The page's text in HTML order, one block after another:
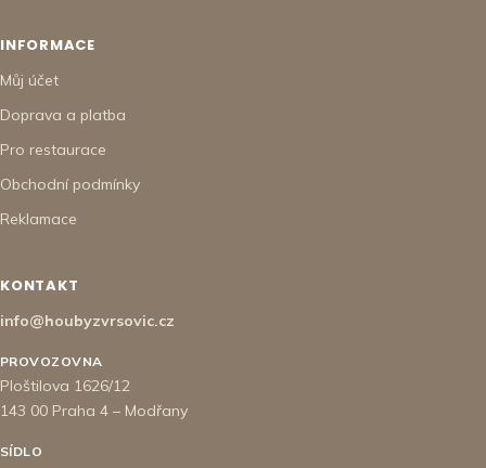
INFORMACE
Můj účet
Doprava a platba
Pro restaurace
Obchodní podmínky
Reklamace
KONTAKT
info@houbyzvrsovic.cz
PROVOZOVNA
Ploštilova 1626/12
143 00 Praha 4 – Modřany
SÍDLO